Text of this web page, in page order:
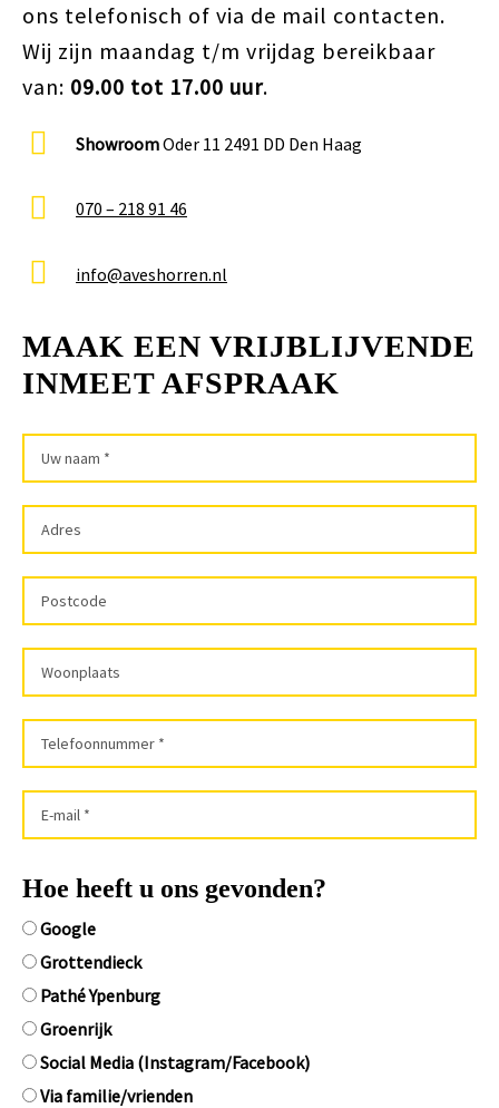
ons telefonisch of via de mail contacten.
Wij zijn maandag t/m vrijdag bereikbaar
van: 09.00 tot 17.00 uur.
ShowroomOder 11 2491 DD Den Haag
070 – 218 91 46
info@aveshorren.nl
MAAK EEN VRIJBLIJVENDE
INMEET AFSPRAAK
Hoe heeft u ons gevonden?
Google
Grottendieck
Pathé Ypenburg
Groenrijk
Social Media (Instagram/Facebook)
Via familie/vrienden